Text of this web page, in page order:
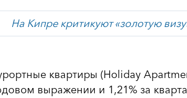
На Кипре критикуют «золотую
квартиры (Holiday
выражении и 1,21% за